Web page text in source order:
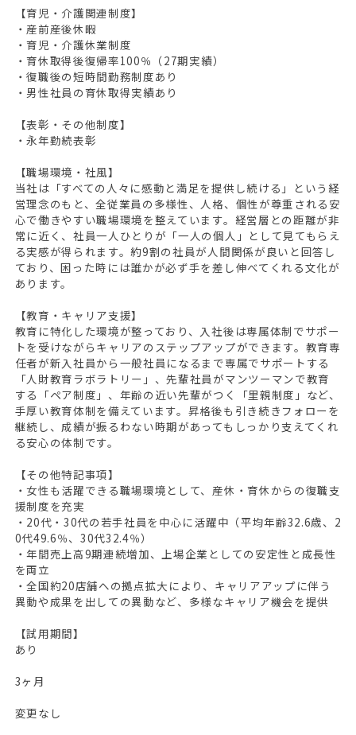
【育児・介護関連制度】
・産前産後休暇
・育児・介護休業制度
・育休取得後復帰率100％（27期実績）
・復職後の短時間勤務制度あり
・男性社員の育休取得実績あり
【表彰・その他制度】
・永年勤続表彰
【職場環境・社風】
当社は「すべての人々に感動と満足を提供し続ける」という経
営理念のもと、全従業員の多様性、人格、個性が尊重される安
心で働きやすい職場環境を整えています。経営層との距離が非
常に近く、社員一人ひとりが「一人の個人」として見てもらえ
る実感が得られます。約9割の社員が人間関係が良いと回答し
ており、困った時には誰かが必ず手を差し伸べてくれる文化が
あります。
【教育・キャリア支援】
教育に特化した環境が整っており、入社後は専属体制でサポー
トを受けながらキャリアのステップアップができます。教育専
任者が新入社員から一般社員になるまで専属でサポートする
「人財教育ラボラトリー」、先輩社員がマンツーマンで教育
する「ペア制度」、年齢の近い先輩がつく「里親制度」など、
手厚い教育体制を備えています。昇格後も引き続きフォローを
継続し、成績が振るわない時期があってもしっかり支えてくれ
る安心の体制です。
【その他特記事項】
・女性も活躍できる職場環境として、産休・育休からの復職支
援制度を充実
・20代・30代の若手社員を中心に活躍中（平均年齢32.6歳、2
0代49.6％、30代32.4％）
・年間売上高9期連続増加、上場企業としての安定性と成長性
を両立
・全国約20店舗への拠点拡大により、キャリアアップに伴う
異動や成果を出しての異動など、多様なキャリア機会を提供
【試用期間】
あり
3ヶ月
変更なし